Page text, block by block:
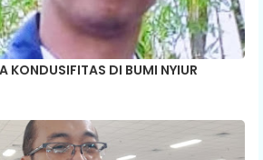
KONDUSIFITAS DI BUMI NYIUR